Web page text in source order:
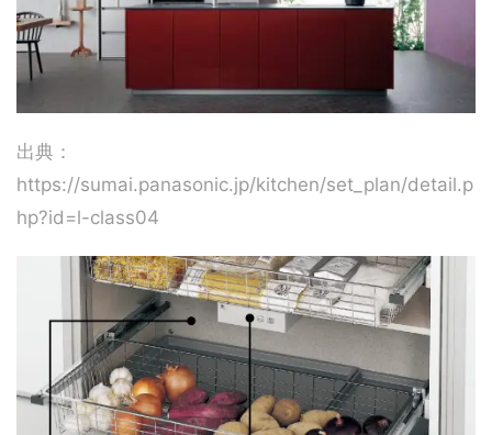
出典：
https://sumai.panasonic.jp/kitchen/set_plan/detail.p
hp?id=l-class04